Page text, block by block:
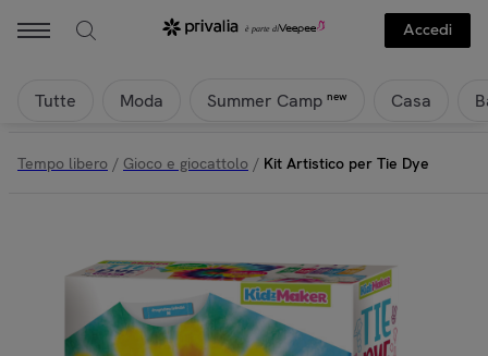
Accedi
Tutte Moda Summer Camp new Casa
Tempo libero / Gioco e giocattolo / Kit Artistico per Tie Dye